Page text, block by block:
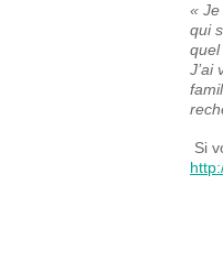
« Je
qui
quel
J’ai
Si